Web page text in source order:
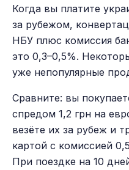
Когда вы платите
за рубежом,
НБУ плюс комиссия
это 0,3–0,5%.
уже непопулярные
Сравните: вы
спредом 1,2 грн на
везёте их за рубеж и
картой с комиссией
При поездке на 10